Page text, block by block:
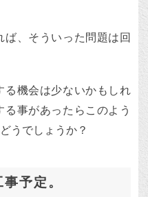
ば、そういった問題は回
る機会は少ないかもしれ
事があったらこのよう
うでしょうか？
予定。